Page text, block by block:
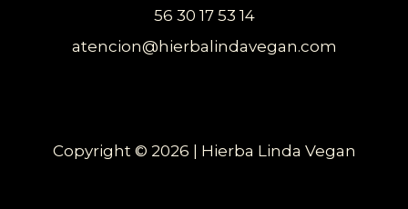
56 30 17 53 14
atencion@hierbalindavegan.com
Copyright © 2026 | Hierba Linda Vegan